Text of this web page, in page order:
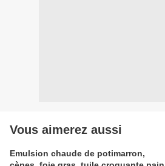
Vous aimerez aussi
Emulsion chaude de potimarron,